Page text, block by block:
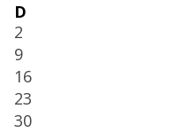
D
2
9
16
23
30